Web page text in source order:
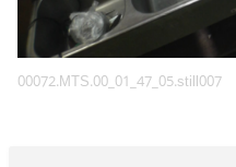
00072.MTS.00_01_47_05.still007